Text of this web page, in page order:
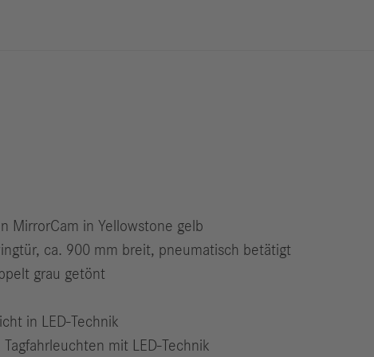
Medienkontakte
FAQ
MirrorCam in Yellowstone gelb
ca. 900 mm breit, pneumatisch betätigt
grau getönt
in LED-Technik
mit LED-Technik